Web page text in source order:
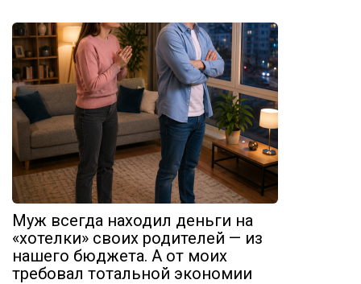
Муж всегда находил деньги на
«хотелки» своих родителей — из
нашего бюджета. А от моих
требовал тотальной экономии